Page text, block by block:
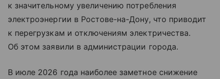
к значительному увеличению потребления
электроэнергии в Ростове-на-Дону, что приводит
к перегрузкам и отключениям электричества.
Об этом заявили в администрации города.
В июле 2026 года наиболее заметное снижение